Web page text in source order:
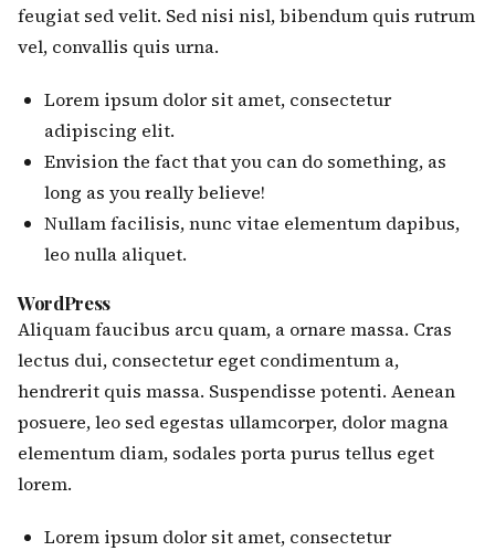
feugiat sed velit. Sed nisi nisl, bibendum quis rutrum
vel, convallis quis urna.
Lorem ipsum dolor sit amet, consectetur
adipiscing elit.
Envision the fact that you can do something, as
long as you really believe!
Nullam facilisis, nunc vitae elementum dapibus,
leo nulla aliquet.
WordPress
Aliquam faucibus arcu quam, a ornare massa. Cras
lectus dui, consectetur eget condimentum a,
hendrerit quis massa. Suspendisse potenti. Aenean
posuere, leo sed egestas ullamcorper, dolor magna
elementum diam, sodales porta purus tellus eget
lorem.
Lorem ipsum dolor sit amet, consectetur